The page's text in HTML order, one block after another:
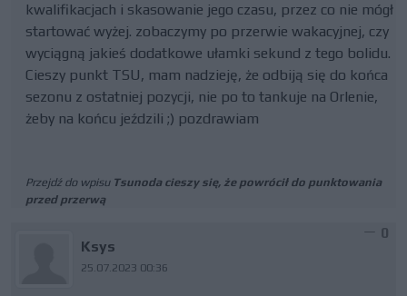
kwalifikacjach i skasowanie jego czasu, przez co nie mógł
startować wyżej. zobaczymy po przerwie wakacyjnej, czy
wyciągną jakieś dodatkowe ułamki sekund z tego bolidu.
Cieszy punkt TSU, mam nadzieję, że odbiją się do końca
sezonu z ostatniej pozycji, nie po to tankuje na Orlenie,
żeby na końcu jeździli ;) pozdrawiam
Przejdź do wpisu Tsunoda cieszy się, że powrócił do punktowania
przed przerwą
Ksys
25.07.2023 00:36
0